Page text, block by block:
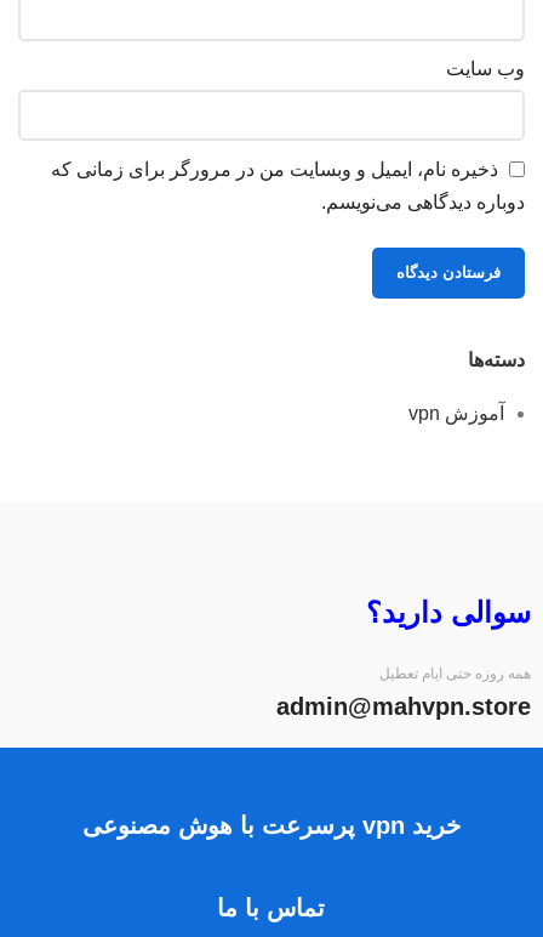
وب‌ سایت
ذخیره نام، ایمیل و وبسایت من در مرورگر برای زمانی که
دوباره دیدگاهی می‌نویسم.
دسته‌ها
آموزش vpn
سوالی دارید؟
همه روزه حتی ایام تعطیل
admin@mahvpn.store
خرید vpn پرسرعت با هوش مصنوعی
تماس با ما